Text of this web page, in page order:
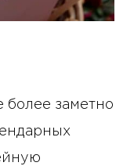
более заметно